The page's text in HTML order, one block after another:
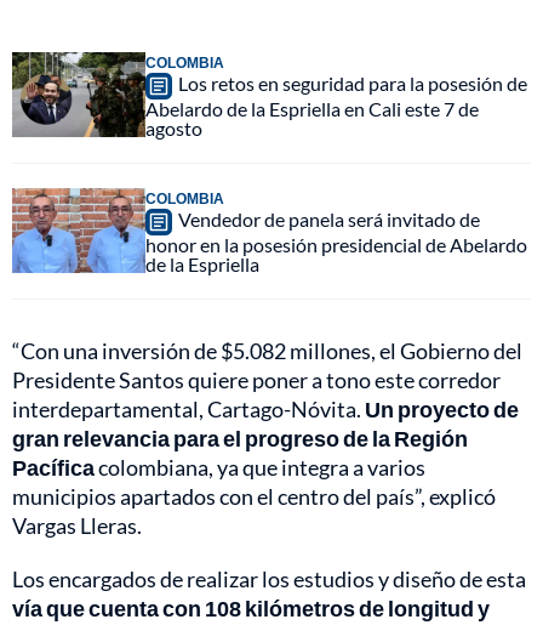
COLOMBIA
Los retos en seguridad para la posesión de
Abelardo de la Espriella en Cali este 7 de
agosto
COLOMBIA
Vendedor de panela será invitado de
honor en la posesión presidencial de Abelardo
de la Espriella
“Con una inversión de $5.082 millones, el Gobierno del
Presidente Santos quiere poner a tono este corredor
interdepartamental, Cartago-Nóvita. Un proyecto de
gran relevancia para el progreso de la Región
Pacíficacolombiana, ya que integra a varios
municipios apartados con el centro del país”, explicó
Vargas Lleras.
Los encargados de realizar los estudios y diseño de esta
vía que cuenta con 108 kilómetros de longitud y